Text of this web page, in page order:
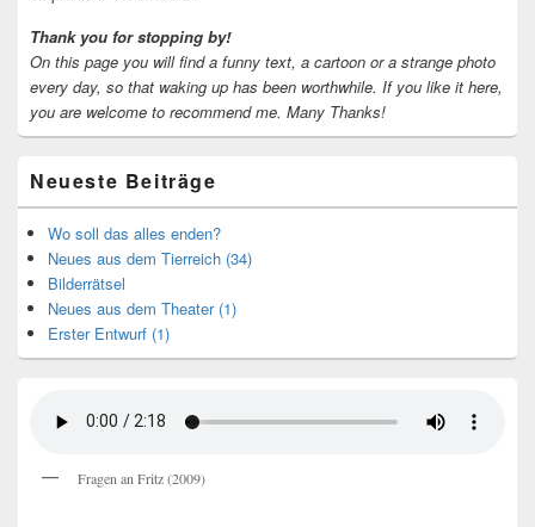
Thank you for stopping by!
On this page you will find a funny text, a cartoon or a strange photo
every day, so that waking up has been worthwhile. If you like it here,
you are welcome to recommend me. Many Thanks!
Neueste Beiträge
Wo soll das alles enden?
Neues aus dem Tierreich (34)
Bilderrätsel
Neues aus dem Theater (1)
Erster Entwurf (1)
Fragen an Fritz (2009)